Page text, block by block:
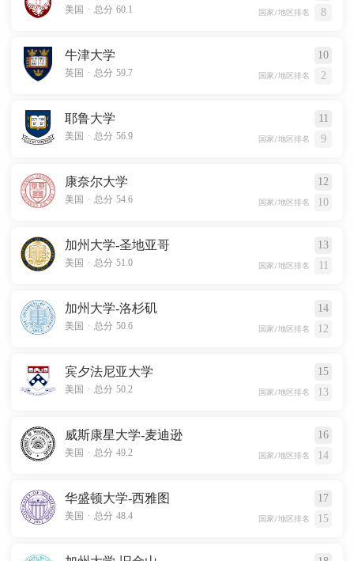
美国 . 总分 60.1 国家/地区排名 8
牛津大学 10
英国 . 总分 59.7 国家/地区排名 2
耶鲁大学 11
美国 . 总分 56.9 国家/地区排名 9
康奈尔大学 12
美国 . 总分 54.6 国家/地区排名 10
加州大学-圣地亚哥 13
美国 . 总分 51.0 国家/地区排名 11
加州大学-洛杉矶 14
美国 . 总分 50.6 国家/地区排名 12
宾夕法尼亚大学 15
美国 . 总分 50.2 国家/地区排名 13
威斯康星大学-麦迪逊 16
美国 . 总分 49.2 国家/地区排名 14
华盛顿大学-西雅图 17
美国 . 总分 48.4 国家/地区排名 15